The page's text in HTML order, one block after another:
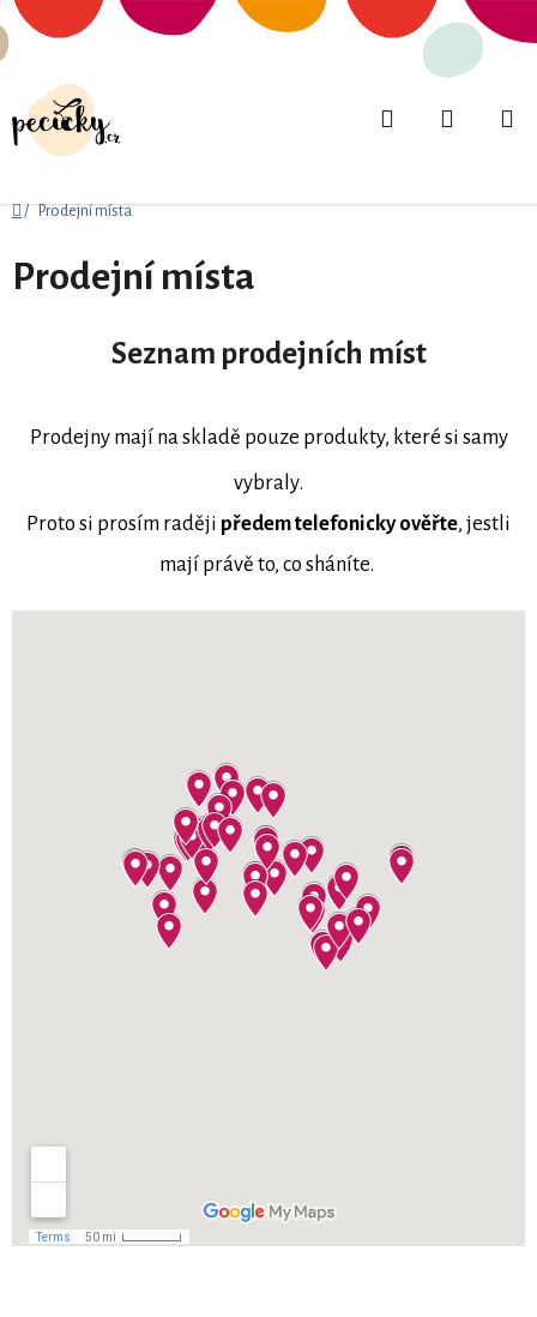
Přejít
na
obsah
Hledat
Domů
/ Prodejní místa
Prodejní místa
Seznam prodejních míst
Prodejny mají na skladě pouze produkty, které si samy
vybraly.
Proto si prosím raději předem telefonicky ověřte, jestli
mají právě to, co sháníte.